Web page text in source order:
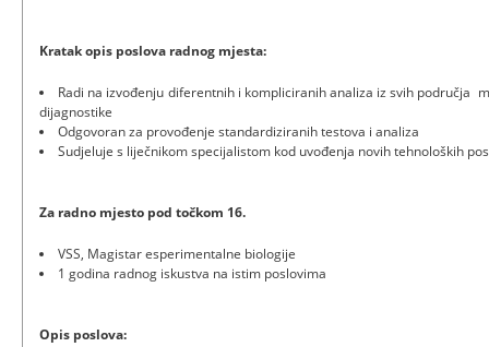
Kratak opis poslova radnog mjesta:
Radi na izvođenju diferentnih i kompliciranih analiza iz svih područja
dijagnostike
Odgovoran za provođenje standardiziranih testova i analiza
Sudjeluje s liječnikom specijalistom kod uvođenja novih tehnoloških
Za radno mjesto pod točkom 16.
VSS, Magistar esperimentalne biologije
1 godina radnog iskustva na istim poslovima
Opis poslova: